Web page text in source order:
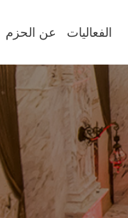
الفعاليات عن الحزم